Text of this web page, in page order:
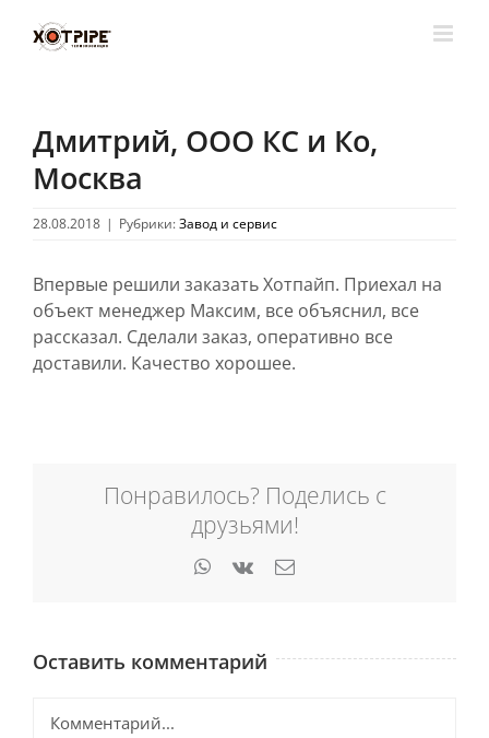
Дмитрий, ООО КС и Ко,
Москва
28.08.2018 | Рубрики:Завод и сервис
Впервые решили заказать Хотпайп. Приехал на
объект менеджер Максим, все объяснил, все
рассказал. Сделали заказ, оперативно все
доставили. Качество хорошее.
Понравилось? Поделись с
друзьями!
WhatsApp
Vk Email
Оставить комментарий